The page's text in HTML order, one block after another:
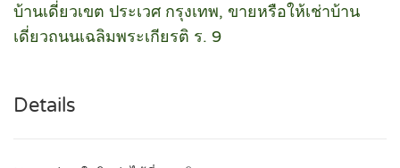
บ้านเดี่ยวเขต ประเวศ กรุงเทพ, ขายหรือให้เช่าบ้าน
เดี่ยวถนนเฉลิมพระเกียรติ ร. 9
Details